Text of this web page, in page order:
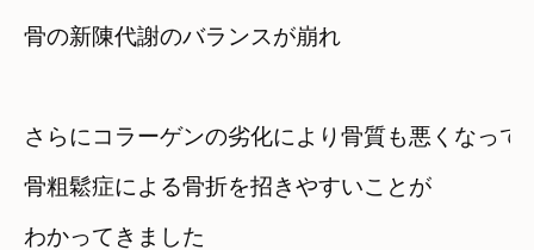
骨の新陳代謝のバランスが崩れ
さらにコラーゲンの劣化により骨質も悪くなって
骨粗鬆症による骨折を招きやすいことが
わかってきました